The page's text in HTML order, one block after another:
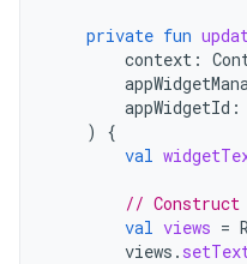
private fun
context :
appWidgetId :
)
{
val
// Construct
val views =
views .